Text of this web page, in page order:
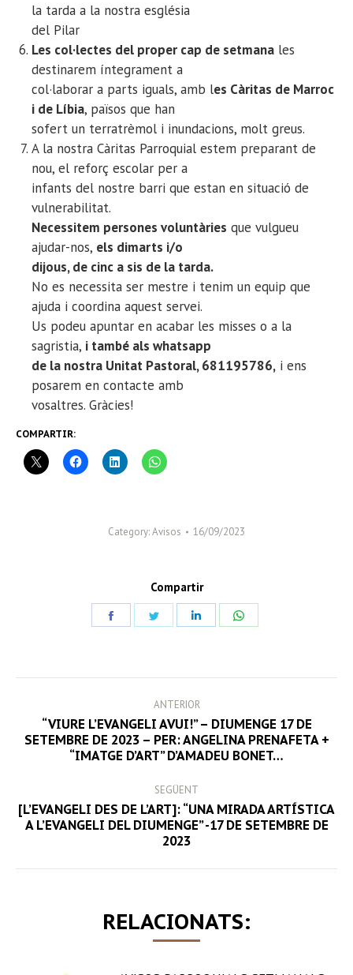
la tarda a la nostra església
del Pilar
Les col·lectes del proper cap de setmana les
destinarem íntegrament a
col·laborar a parts iguals, amb les Càritas de Marroc
i de Líbia, països que han
sofert un terratrèmol i inundacions, molt greus.
A la nostra Càritas Parroquial estem preparant de
nou, el reforç escolar per a
infants del nostre barri que estan en situació de
vulnerabilitat.
Necessitem persones voluntàries que vulgueu
ajudar-nos, els dimarts i/o
dijous, de cinc a sis de la tarda.
No es necessita ser mestre i tenim un equip que
ajuda i coordina aquest servei.
Us podeu apuntar en acabar les misses o a la
sagristia, i també als whatsapp
de la nostra Unitat Pastoral, 681195786, i ens
posarem en contacte amb
vosaltres. Gràcies!
COMPARTIR:
Category:Avisos 16/09/2023
Compartir
NAVIGATION
ANTERIOR
Previous
post:
“VIURE L’EVANGELI AVUI!” – DIUMENGE 17 DE
SETEMBRE DE 2023 – PER: ANGELINA PRENAFETA +
“IMATGE D’ART” D’AMADEU BONET…
SEGÜENT
Next
post:
[L’EVANGELI DES DE L’ART]: “UNA MIRADA ARTÍSTICA
A L’EVANGELI DEL DIUMENGE” -17 DE SETEMBRE DE
2023
RELACIONATS: